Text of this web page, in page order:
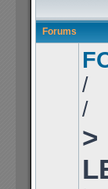
Forums
/
/
>